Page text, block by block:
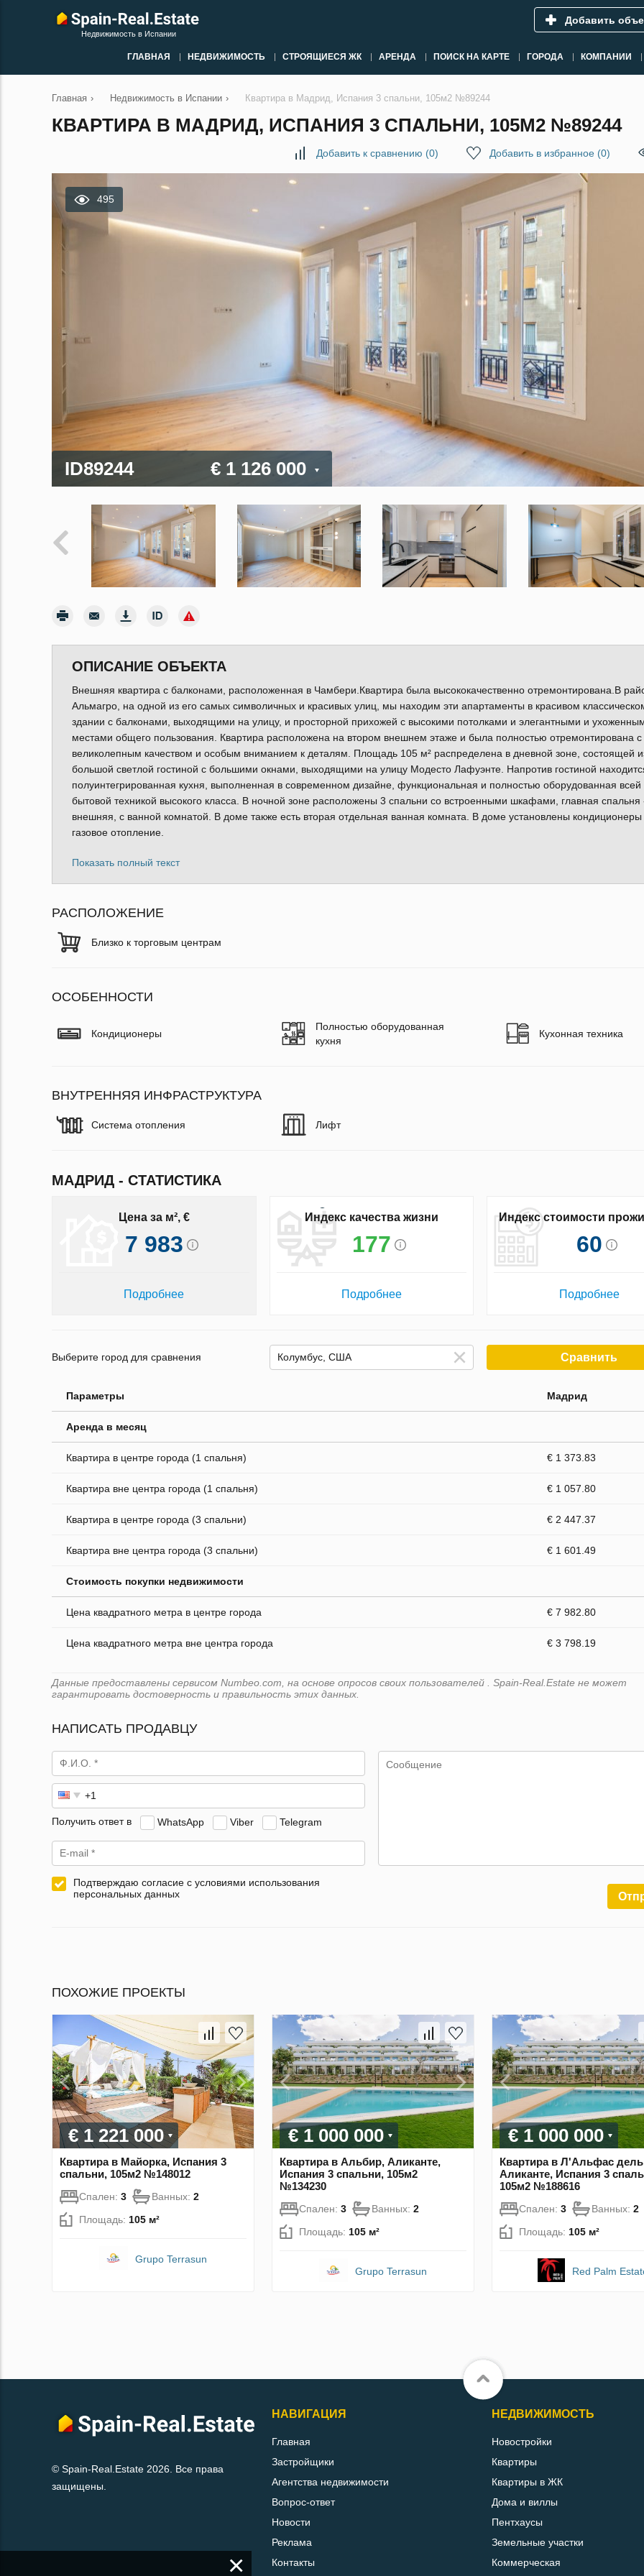
Недвижимость в Испании
Добавить
ГЛАВНАЯ НЕДВИЖИМОСТЬ СТРОЯЩИЕСЯ ЖК АРЕНДА ПОИСК НА КАРТЕ ГОРОДА КОМПАНИИ
Главная › Недвижимость в Испании › Квартира в Мадрид, Испания 3 спальни, 105м2 №89244
КВАРТИРА В МАДРИД, ИСПАНИЯ 3 СПАЛЬНИ, 105М2 №89244
Добавить к сравнению (0) Добавить в избранное (0)
495
ID89244 € 1 126 000
ОПИСАНИЕ ОБЪЕКТА
Внешняя квартира с балконами, расположенная в Чамбери.Квартира была высококачественно отремонтирована.В
Альмагро, на одной из его самых символичных и красивых улиц, мы находим эти апартаменты в красивом
здании с балконами, выходящими на улицу, и просторной прихожей с высокими потолками и элегантными и
местами общего пользования. Квартира расположена на втором внешнем этаже и была полностью отремонтирована с
великолепным качеством и особым вниманием к деталям. Площадь 105 м² распределена в дневной зоне, состоящей
большой светлой гостиной с большими окнами, выходящими на улицу Модесто Лафуэнте. Напротив гостиной
полуинтегрированная кухня, выполненная в современном дизайне, функциональная и полностью оборудованная всей
бытовой техникой высокого класса. В ночной зоне расположены 3 спальни со встроенными шкафами, главная спальня
внешняя, с ванной комнатой. В доме также есть вторая отдельная ванная комната. В доме установлены кондиционеры
газовое отопление.
Показать полный текст
РАСПОЛОЖЕНИЕ
Близко к торговым центрам
ОСОБЕННОСТИ
Кондиционеры
Полностью оборудованная
кухня
Кухонная техника
ВНУТРЕННЯЯ ИНФРАСТРУКТУРА
Система отопления Лифт
МАДРИД - СТАТИСТИКА
Цена за м², €
7 983
Подробнее
Индекс качества жизни
177
Подробнее
Индекс стоимости
60
Подробнее
Выберите город для сравнения Сравнить
Параметры Мадрид
Аренда в месяц
Квартира в центре города (1 спальня) € 1 373.83
Квартира вне центра города (1 спальня) € 1 057.80
Квартира в центре города (3 спальни) € 2 447.37
Квартира вне центра города (3 спальни) € 1 601.49
Стоимость покупки недвижимости
Цена квадратного метра в центре города € 7 982.80
Цена квадратного метра вне центра города € 3 798.19
Данные предоставлены сервисом Numbeo.com, на основе опросов своих пользователей . Spain-Real.Estate не может
гарантировать достоверность и правильность этих данных.
НАПИСАТЬ ПРОДАВЦУ
Получить ответ в WhatsApp Viber Telegram
Подтверждаю согласие с условиями использования
персональных данных
ПОХОЖИЕ ПРОЕКТЫ
€ 1 221 000
Квартира в Майорка, Испания 3
спальни, 105м2 №148012
Спален: 3 Ванных: 2
Площадь: 105 м²
Grupo Terrasun
€ 1 000 000
Квартира в Альбир, Аликанте,
Испания 3 спальни, 105м2
№134230
Спален: 3 Ванных: 2
Площадь: 105 м²
Grupo Terrasun
€ 1 000 000
Квартира в Л'Альфас
Аликанте, Испания 3
105м2 №188616
Спален: 3 Ванных: 2
Площадь: 105 м²
Red Palm
© Spain-Real.Estate 2026. Все права
защищены.
НАВИГАЦИЯ
Главная
Застройщики
Агентства недвижимости
Вопрос-ответ
Новости
Реклама
Контакты
НЕДВИЖИМОСТЬ
Новостройки
Квартиры
Квартиры в ЖК
Дома и виллы
Пентхаусы
Земельные участки
Коммерческая
×